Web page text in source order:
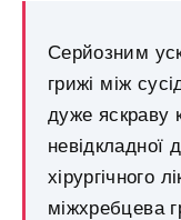
Серйозним
грижі між
дуже яскраву
невідкладної
хірургічного
міжхребцева